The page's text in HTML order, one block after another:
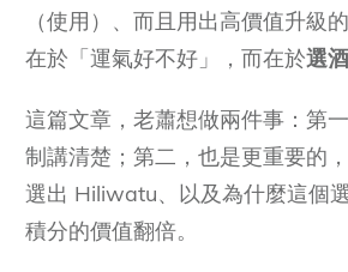
Round 2：The Westin
Round 3：Sthala, a Tribute
Round 4：Hiliwatu, Bali
Portfolio Resort
多花 41,200 積分，值嗎？
（使用）、而且用出高價值升級
在於「運氣好不好」，而在於選
這篇文章，老蕭想做兩件事：第
制講清楚；第二，也是更重要的
選出 Hiliwatu、以及為什麼這個
積分的價值翻倍。